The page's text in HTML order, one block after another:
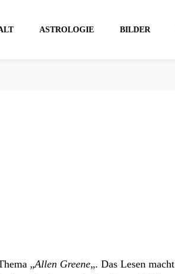
ASTROLOGIE BILDER
„Allen Greene„. Das Lesen macht